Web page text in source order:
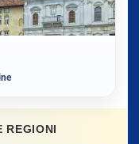
REGIONI